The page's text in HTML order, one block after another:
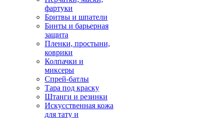
фартуки
Бритвы и шпатели
Бинты и барьерная
защита
Пленки, простыни,
коврики
Колпачки и
миксеры
Спрей-батлы
Тара под краску
Штанги и резинки
Искусственная кожа
для тату и